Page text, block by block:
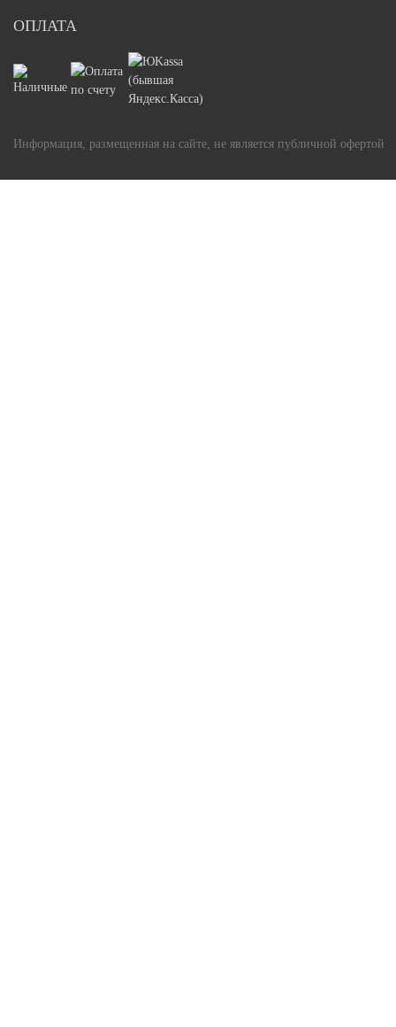
ОПЛАТА
Информация, размещенная на сайте, не является публичной офертой